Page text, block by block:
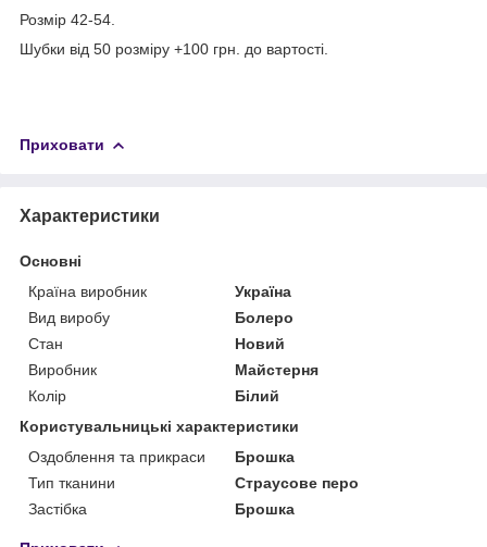
Розмір 42-54.
Шубки від 50 розміру +100 грн. до вартості.
Приховати
Характеристики
Основні
Країна виробник
Україна
Вид виробу
Болеро
Стан
Новий
Виробник
Майстерня
Колір
Білий
Користувальницькі характеристики
Оздоблення та прикраси
Брошка
Тип тканини
Страусове перо
Застібка
Брошка